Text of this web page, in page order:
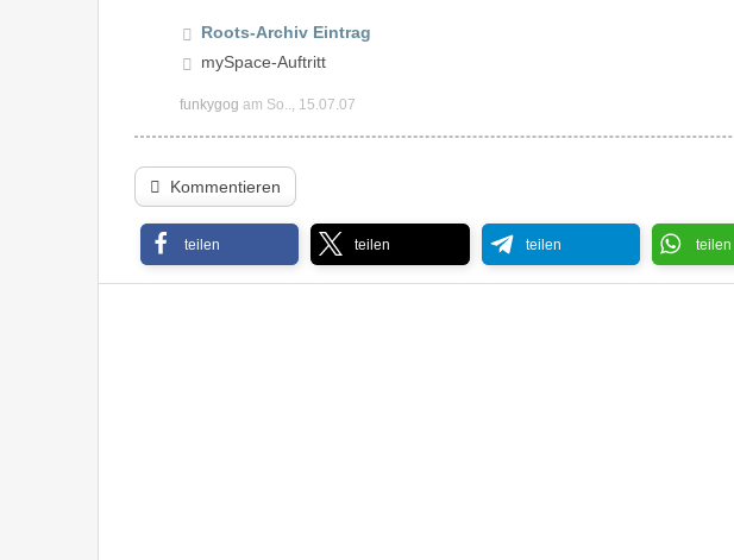
Roots-Archiv Eintrag
mySpace-Auftritt
funkygog am So.., 15.07.07
Kommentieren
teilen teilen teilen teilen